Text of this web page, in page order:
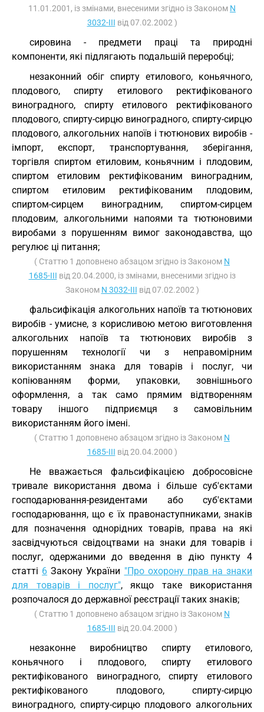
11.01.2001, із змінами, внесеними згідно із Законом N
3032-III від 07.02.2002 )
сировина - предмети праці та природні
компоненти, які підлягають подальшій переробці;
незаконний обіг спирту етилового, коньячного,
плодового, спирту етилового ректифікованого
виноградного, спирту етилового ректифікованого
плодового, спирту-сирцю виноградного, спирту-сирцю
плодового, алкогольних напоїв і тютюнових виробів -
імпорт, експорт, транспортування, зберігання,
торгівля спиртом етиловим, коньячним і плодовим,
спиртом етиловим ректифікованим виноградним,
спиртом етиловим ректифікованим плодовим,
спиртом-сирцем виноградним, спиртом-сирцем
плодовим, алкогольними напоями та тютюновими
виробами з порушенням вимог законодавства, що
регулює ці питання;
( Статтю 1 доповнено абзацом згідно із Законом N
1685-III від 20.04.2000, із змінами, внесеними згідно із
Законом N 3032-III від 07.02.2002 )
фальсифікація алкогольних напоїв та тютюнових
виробів - умисне, з корисливою метою виготовлення
алкогольних напоїв та тютюнових виробів з
порушенням технології чи з неправомірним
використанням знака для товарів і послуг, чи
копіюванням форми, упаковки, зовнішнього
оформлення, а так само прямим відтворенням
товару іншого підприємця з самовільним
використанням його імені.
( Статтю 1 доповнено абзацом згідно із Законом N
1685-III від 20.04.2000 )
Не вважається фальсифікацією добросовісне
тривале використання двома і більше суб'єктами
господарювання-резидентами або суб'єктами
господарювання, що є їх правонаступниками, знаків
для позначення однорідних товарів, права на які
засвідчуються свідоцтвами на знаки для товарів і
послуг, одержаними до введення в дію пункту 4
статті 6 Закону України "Про охорону прав на знаки
для товарів і послуг", якщо таке використання
розпочалося до державної реєстрації таких знаків;
( Статтю 1 доповнено абзацом згідно із Законом N
1685-III від 20.04.2000 )
незаконне виробництво спирту етилового,
коньячного і плодового, спирту етилового
ректифікованого виноградного, спирту етилового
ректифікованого плодового, спирту-сирцю
виноградного, спирту-сирцю плодового алкогольних